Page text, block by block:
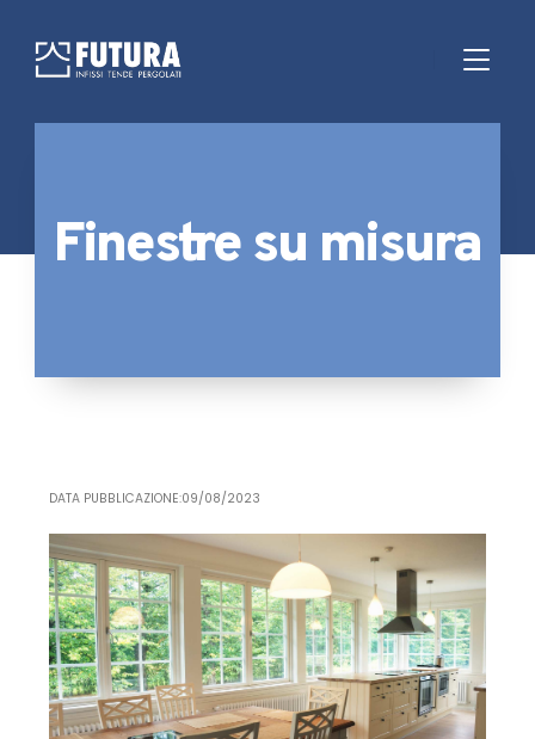
Finestre su misura
DATA PUBBLICAZIONE:09/08/2023